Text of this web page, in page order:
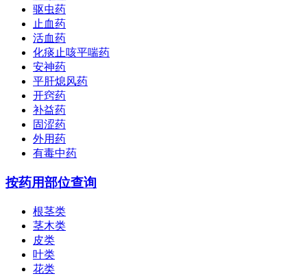
驱虫药
止血药
活血药
化痰止咳平喘药
安神药
平肝熄风药
开窍药
补益药
固涩药
外用药
有毒中药
按药用部位查询
根茎类
茎木类
皮类
叶类
花类